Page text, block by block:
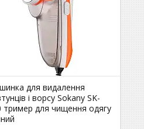
для видалення
і ворсу Sokany SK-
тример для чищення одягу